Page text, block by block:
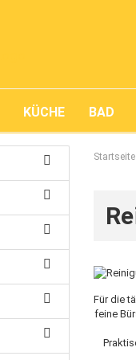
KÜCHE BAD
Startseite
Für die
feine